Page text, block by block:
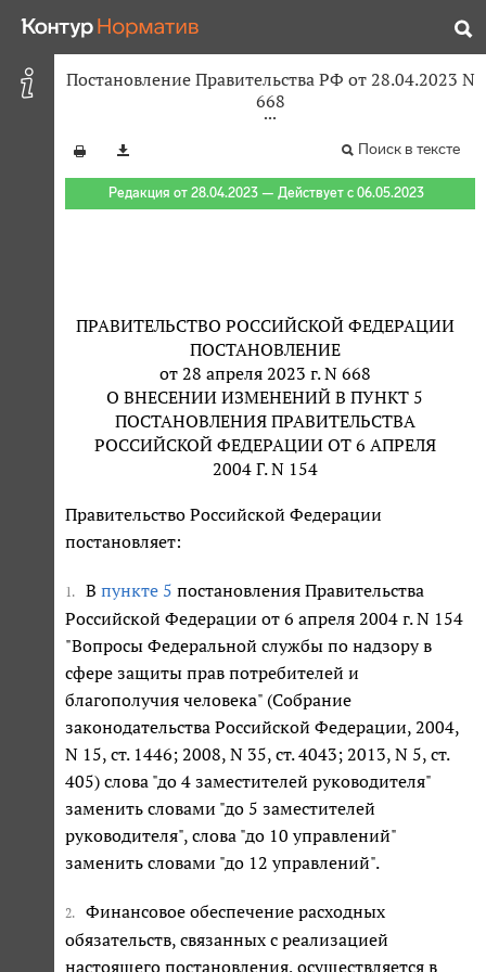
Постановление Правительства РФ от 28.04.2023 N
668
Поиск в тексте
Редакция от 28.04.2023 — Действует с 06.05.2023
ПРАВИТЕЛЬСТВО РОССИЙСКОЙ ФЕДЕРАЦИИ
ПОСТАНОВЛЕНИЕ
от 28 апреля 2023 г. N 668
О ВНЕСЕНИИ ИЗМЕНЕНИЙ В ПУНКТ 5
ПОСТАНОВЛЕНИЯ ПРАВИТЕЛЬСТВА
РОССИЙСКОЙ ФЕДЕРАЦИИ ОТ 6 АПРЕЛЯ
2004 Г. N 154
Правительство Российской Федерации
постановляет:
1. В пункте 5 постановления Правительства
Российской Федерации от 6 апреля 2004 г. N 154
"Вопросы Федеральной службы по надзору в
сфере защиты прав потребителей и
благополучия человека" (Собрание
законодательства Российской Федерации, 2004,
N 15, ст. 1446; 2008, N 35, ст. 4043; 2013, N 5, ст.
405) слова "до 4 заместителей руководителя"
заменить словами "до 5 заместителей
руководителя", слова "до 10 управлений"
заменить словами "до 12 управлений".
2.
Финансовое обеспечение расходных
обязательств, связанных с реализацией
настоящего постановления, осуществляется в